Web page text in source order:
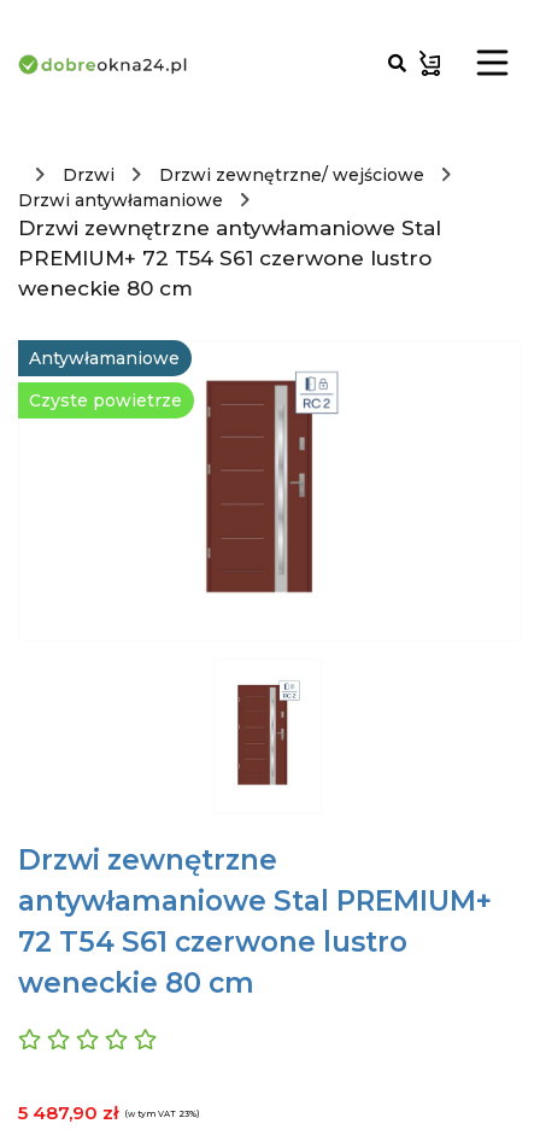
Drzwi
Drzwi zewnętrzne/ wejściowe
Drzwi antywłamaniowe
Drzwi zewnętrzne antywłamaniowe Stal
PREMIUM+ 72 T54 S61 czerwone lustro
weneckie 80 cm
Antywłamaniowe
Czyste powietrze
Drzwi zewnętrzne
antywłamaniowe Stal PREMIUM+
72 T54 S61 czerwone lustro
weneckie 80 cm
5 487,90 zł (w tym VAT 23%)